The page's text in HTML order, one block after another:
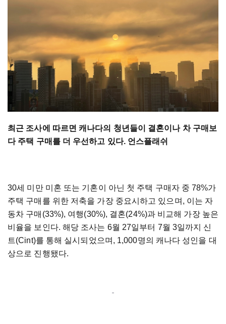
최근 조사에 따르면 캐나다의 청년들이 결혼이나 차 구매보
다 주택 구매를 더 우선하고 있다. 언스플래쉬
30세 미만 미혼 또는 기혼이 아닌 첫 주택 구매자 중 78%가
주택 구매를 위한 저축을 가장 중요시하고 있으며, 이는 자
동차 구매(33%), 여행(30%), 결혼(24%)과 비교해 가장 높은
비율을 보인다. 해당 조사는 6월 27일부터 7월 3일까지 신
트(Cint)를 통해 실시되었으며, 1,000명의 캐나다 성인을 대
상으로 진행됐다.